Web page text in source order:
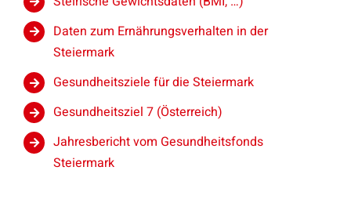
Daten zum Ernährungsverhalten in der
Steiermark
Gesundheitsziele für die Steiermark
Gesundheitsziel 7 (Österreich)
Jahresbericht vom Gesundheitsfonds
Steiermark